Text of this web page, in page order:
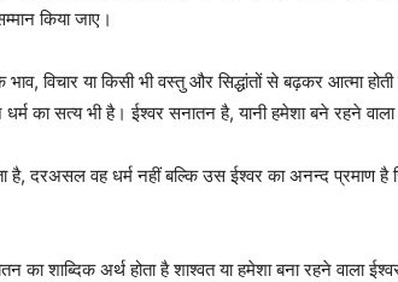
किया जाए।
विचार या किसी भी वस्तु और सिद्धांतों से बढ़कर आत्मा
का सत्य भी है। ईश्वर सनातन है, यानी हमेशा बने रहने
दरअसल वह धर्म नहीं बल्कि उस ईश्वर का अनन्द प्रमाण है
का शाब्दिक अर्थ होता है शाश्वत या हमेशा बना रहने वाला